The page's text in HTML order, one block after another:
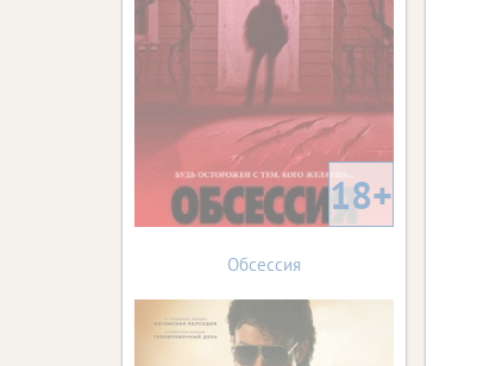
18+
Обсессия